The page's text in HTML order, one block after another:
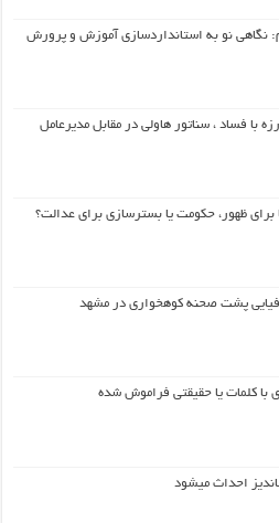
نگاهی نو به استانداردسازی آموزش و پرورش
با فساد ، سناتور هاولی در مقابل مدیرعامل
ظهور، حکومت یا بسترسازی برای عدالت؟
پشت صحنه کوهخواری در مشهد
با کلمات یا حقیقتی فراموش شده
احداث میشود